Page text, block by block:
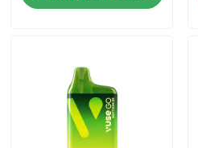
Produkte
VR-Show